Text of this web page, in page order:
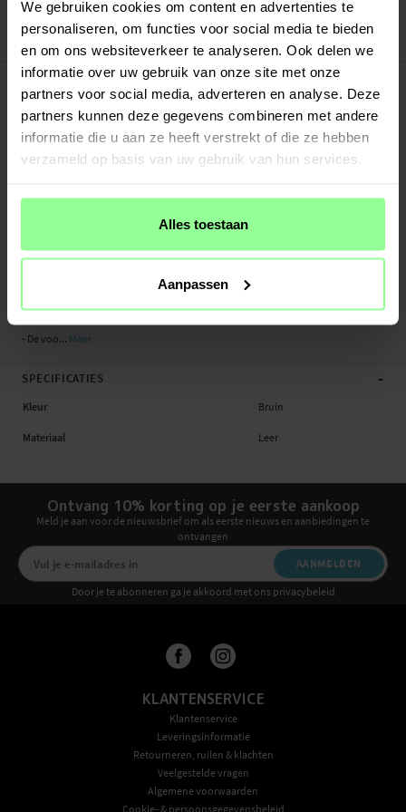
We gebruiken cookies om content en advertenties te
personaliseren, om functies voor social media te bieden
en om ons websiteverkeer te analyseren. Ook delen we
informatie over uw gebruik van onze site met onze
partners voor social media, adverteren en analyse. Deze
partners kunnen deze gegevens combineren met andere
informatie die u aan ze heeft verstrekt of die ze hebben
verzameld op basis van uw gebruik van hun services.
Alles toestaan
Aanpassen
30 dagen retourrecht
DG.MING
PRODUCTBESCHRIJVING
2-in-1-hoesje bestaande uit een bookcoverhoesje met daarin een afneembare
magneet-backcase voor OnePlus 12 van DG.MING. Het hoesje heeft een
klassieke en stijlvolle uitstraling. Eenvoudig losnemen van je telefoon in het
backcover hoesje om enkel je mobiel te gebruiken, bijvoorbeeld thuis of op
Aan de binnenkant van de voorflap is plek voor meerdere pasjes en wat
- Gemaakt van slijtvast en exclusief leer
- De voo... Meer
SPECIFICATIES -
Kleur Bruin
Materiaal Leer
Ontvang 10% korting op je eerste aankoop
Meld je aan voor de nieuwsbrief om als eerste nieuws en aanbiedingen te
ontvangen
AANMELDEN
Door je te abonneren ga je akkoord met ons privacybeleid
KLANTENSERVICE
Klantenservice
Leveringsinformatie
Retourneren, ruilen & klachten
Veelgestelde vragen
Algemene voorwaarden
Cookie- & persoonsgegevensbeleid